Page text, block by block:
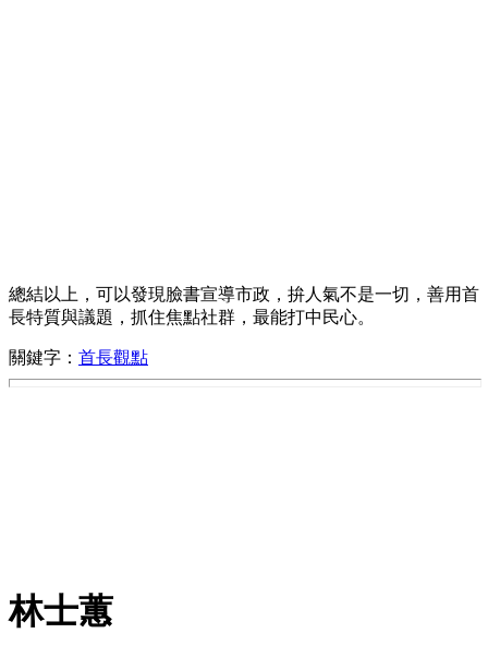
總結以上，可以發現臉書宣導市政，拚人氣不是一切，善用首
長特質與議題，抓住焦點社群，最能打中民心。
關鍵字： 首長觀點
林士蕙